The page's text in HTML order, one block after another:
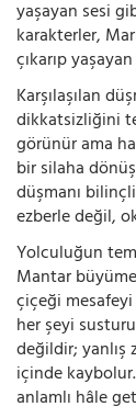
yaşayan sesi
karakterler,
çıkarıp
Karşılaşılan
dikkatsizliğini
görünür ama
bir silaha
düşmanı
ezberle değil,
Yolculuğun
Mantar
çiçeği mesafeyi
her şeyi
değildir; yanlış
içinde
anlamlı hâle